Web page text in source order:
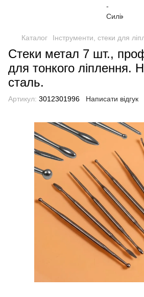
Каталог Інструменти, стеки для
Стеки метал 7 шт.,
для тонкого ліплення.
сталь.
Артикул: 3012301996 Написати відгук